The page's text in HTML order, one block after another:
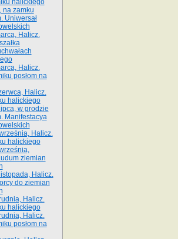
halickiego
na zamku
Uniwersał
Halicz.
Halicz.
posłom na
Halicz.
halickiego
w grodzie
Manifestacya
Halicz.
halickiego
ziemian
Halicz.
do ziemian
Halicz.
halickiego
Halicz.
posłom na